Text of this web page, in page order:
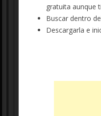
gratuita aunque
Buscar dentro
Descargarla e